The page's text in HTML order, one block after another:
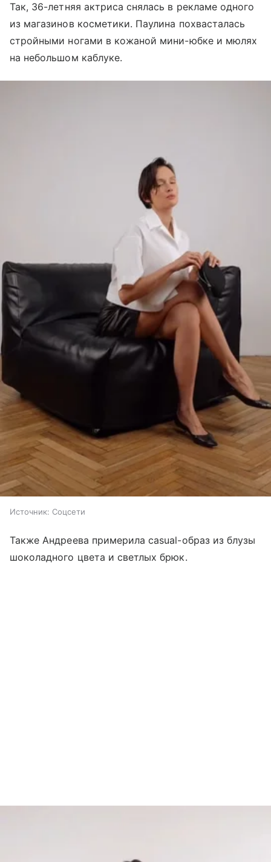
Так, 36-летняя актриса снялась в рекламе одного
из магазинов косметики. Паулина похвасталась
стройными ногами в кожаной мини-юбке и мюлях
на небольшом каблуке.
Источник: Соцсети
Также Андреева примерила casual-образ из блузы
шоколадного цвета и светлых брюк.